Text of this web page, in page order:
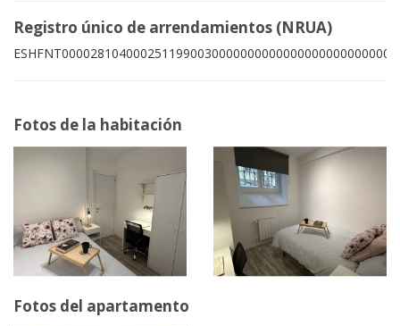
Registro único de arrendamientos (NRUA)
ESHFNT00002810400025119900300000000000000000000000007
Fotos de la habitación
Fotos del apartamento